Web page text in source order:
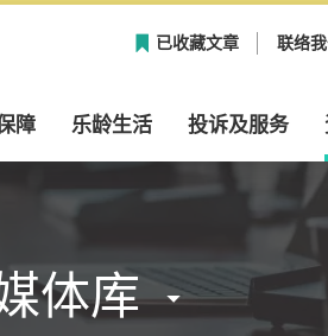
已收藏文章 联络
障 乐龄生活 投诉及服务
体库